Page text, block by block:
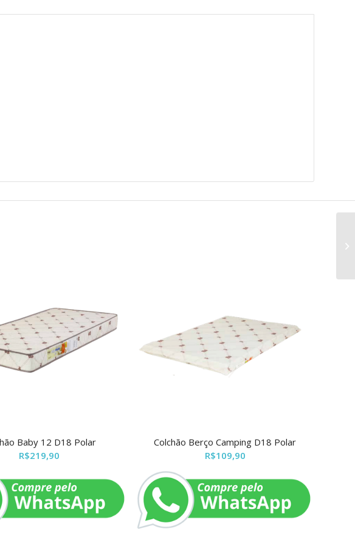
Baby 12 D18 Polar
R$219,90
Colchão Berço Camping D18 Polar
R$109,90